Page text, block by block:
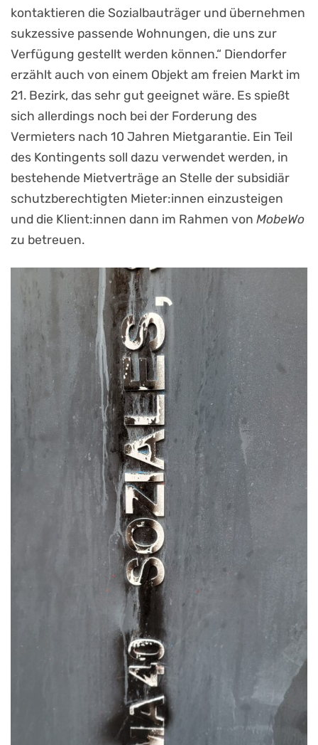
kontaktieren die Sozialbauträger und übernehmen
sukzessive passende Wohnungen, die uns zur
Verfügung gestellt werden können.“ Diendorfer
erzählt auch von einem Objekt am freien Markt im
21. Bezirk, das sehr gut geeignet wäre. Es spießt
sich allerdings noch bei der Forderung des
Vermieters nach 10 Jahren Mietgarantie. Ein Teil
des Kontingents soll dazu verwendet werden, in
bestehende Mietverträge an Stelle der subsidiär
schutzberechtigten Mieter:innen einzusteigen
und die Klient:innen dann im Rahmen von MobeWo
zu betreuen.